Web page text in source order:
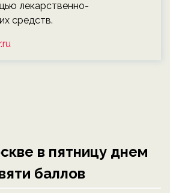
лекарственно-
средств.
в пятницу днем
баллов